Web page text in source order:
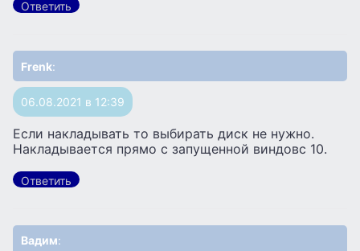
Ответить
Frenk:
06.08.2021 в 12:39
Если накладывать то выбирать диск не нужно.
Накладывается прямо с запущенной виндовс 10.
Ответить
Вадим: